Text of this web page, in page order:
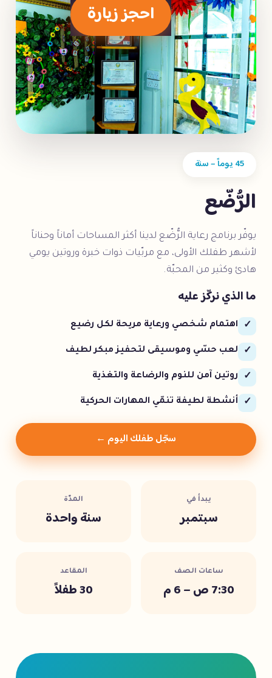
احجز زيارة
45 يوماً – سنة
الرُّضّع
يوفّر برنامج رعاية الرُّضّع لدينا أكثر المساحات أماناً وحناناً
لأشهر طفلك الأولى، مع مربّيات ذوات خبرة وروتين يومي
هادئ وكثير من المحبّة.
ما الذي نركّز عليه
✓ اهتمام شخصي ورعاية مريحة لكل رضيع
✓ لعب حسّي وموسيقى لتحفيز مبكر لطيف
✓ روتين آمن للنوم والرضاعة والتغذية
✓ أنشطة لطيفة تنمّي المهارات الحركية
سجّل طفلك اليوم ←
يبدأ في
سبتمبر
المدّة
سنة واحدة
ساعات الصف
7:30 ص – 6 م
المقاعد
30 طفلاً